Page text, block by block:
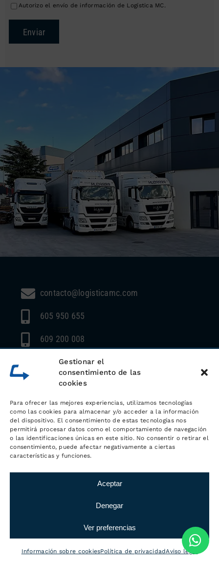
Gestionar el
consentimiento de las
cookies
Para ofrecer las mejores experiencias, utilizamos tecnologías
como las cookies para almacenar y/o acceder a la información
del dispositivo. El consentimiento de estas tecnologías nos
permitirá procesar datos como el comportamiento de navegación
o las identificaciones únicas en este sitio. No consentir o retirar el
consentimiento, puede afectar negativamente a ciertas
características y funciones.
Aceptar
Denegar
Ver preferencias
Información sobre cookiesPolítica de privacidadAviso legal
contacto@logisticamc.com
605 950 655
609 200 008
Whatsapp
Autorizo el envío de información de Logística MC.
Enviar
Sobre
LOGÍSTICA MC
En nuestras instalaciones, ubicadas
muy cerca de Barberà del Vallès,